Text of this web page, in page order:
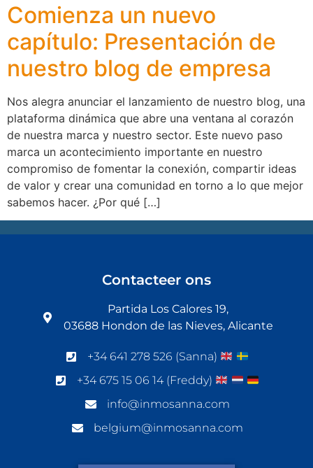
Comienza un nuevo
capítulo: Presentación de
nuestro blog de empresa
Nos alegra anunciar el lanzamiento de nuestro blog, una
plataforma dinámica que abre una ventana al corazón
de nuestra marca y nuestro sector. Este nuevo paso
marca un acontecimiento importante en nuestro
compromiso de fomentar la conexión, compartir ideas
de valor y crear una comunidad en torno a lo que mejor
sabemos hacer. ¿Por qué […]
Contacteer ons
Partida Los Calores 19,
03688 Hondon de las Nieves, Alicante
+34 641 278 526 (Sanna)
+34 675 15 06 14 (Freddy)
info@inmosanna.com
belgium@inmosanna.com